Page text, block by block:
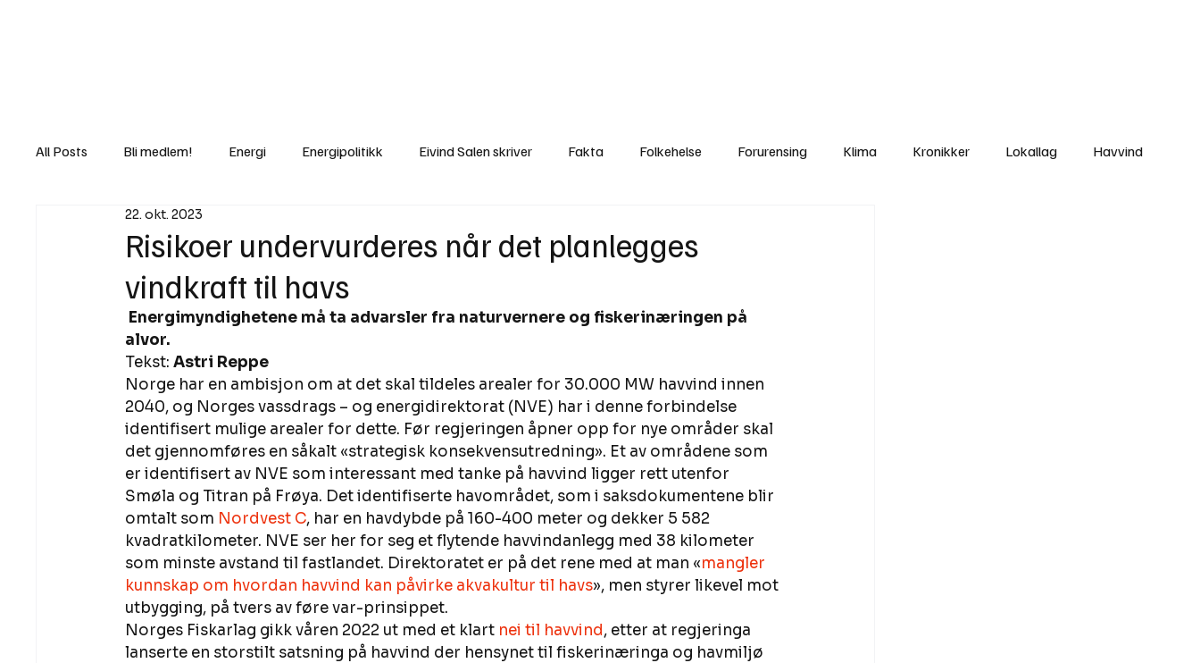
All Posts Bli medlem! Energi Energipolitikk Eivind Salen skriver Fakta Folkehelse Forurensing Klima Kronikker Lokallag Havvind
Lov og rett Lovbrudd
Rettslige skritt i Klartekst Ukens innlegg
Risikoer undervurderes når det planlegges
vindkraft til havs
22. okt. 2023
alvor.
Tekst: Astri Reppe
Norge har en ambisjon om at det skal tildeles arealer for 30.000 MW havvind innen
2040, og Norges vassdrags – og energidirektorat (NVE) har i denne forbindelse
identifisert mulige arealer for dette. Før regjeringen åpner opp for nye områder skal
det gjennomføres en såkalt «strategisk konsekvensutredning». Et av områdene som
er identifisert av NVE som interessant med tanke på havvind ligger rett utenfor
Smøla og Titran på Frøya. Det identifiserte havområdet, som i saksdokumentene blir
omtalt som Nordvest C, har en havdybde på 160-400 meter og dekker 5 582
kvadratkilometer. NVE ser her for seg et flytende havvindanlegg med 38 kilometer
som minste avstand til fastlandet. Direktoratet er på det rene med at man «mangler
kunnskap om hvordan havvind kan påvirke akvakultur til havs», men styrer likevel mot
utbygging, på tvers av føre var-prinsippet.
Norges Fiskarlag gikk våren 2022 ut med et klart nei til havvind, etter at regjeringa
lanserte en storstilt satsning på havvind der hensynet til fiskerinæringa og havmiljø